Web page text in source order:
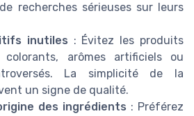
recherches sérieuses sur leurs
inutiles : Évitez les produits
arômes artificiels ou
La simplicité de la
un signe de qualité.
des ingrédients : Préférez